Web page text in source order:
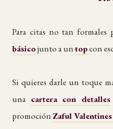
Para citas no tan formales
básicojunto a untopcon
Si quieres darle un toque
una cartera con detalles
promociónZaful